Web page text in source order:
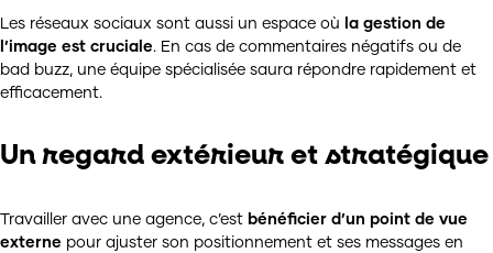
Les réseaux sociaux sont aussi un espace où la gestion de
l’image est cruciale. En cas de commentaires négatifs ou de
bad buzz, une équipe spécialisée saura répondre rapidement et
efficacement.
Un regard extérieur et stratégique
Travailler avec une agence, c’est bénéficier d’un point de vue
externe pour ajuster son positionnement et ses messages en